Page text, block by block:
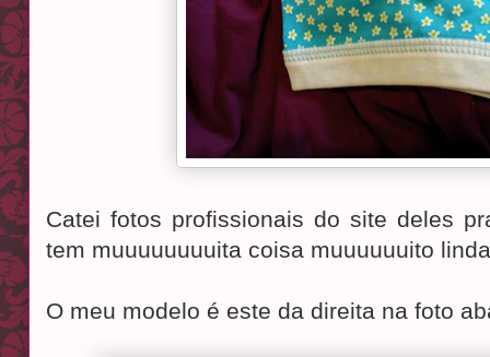
Catei fotos profissionais do site deles
tem muuuuuuuuita coisa muuuuuuito
O meu modelo é este da direita na foto